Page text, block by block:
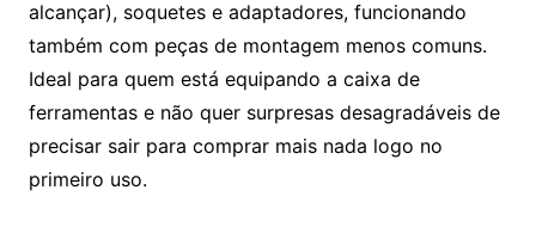
alcançar), soquetes e adaptadores, funcionando
também com peças de montagem menos comuns.
Ideal para quem está equipando a caixa de
ferramentas e não quer surpresas desagradáveis de
precisar sair para comprar mais nada logo no
primeiro uso.